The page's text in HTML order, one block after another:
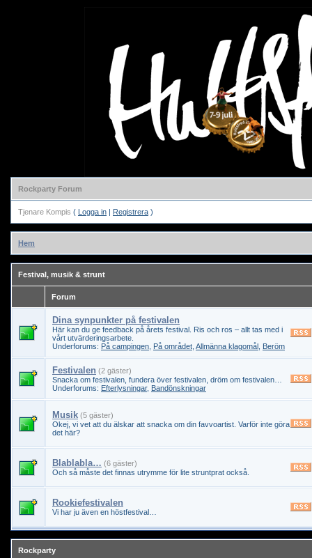
Rockparty Forum
Tjenare Kompis ( Logga in | Registrera )
Hem
Festival, musik & strunt
Forum
Dina synpunkter på festivalen
Här kan du ge feedback på årets festival. Ris och ros – allt tas med i
vårt utvärderingsarbete.
Underforums: På campingen På området Allmänna klagomål Beröm
Festivalen (2 gäster)
Snacka om festivalen, fundera över festivalen, dröm om festivalen…
Underforums: Efterlysningar, Bandönskningar
Musik (5 gäster)
Okej, vi vet att du älskar att snacka om din favvoartist. Varför inte göra
det här?
Blablabla… (6 gäster)
Och så måste det finnas utrymme för lite struntprat också.
Rookiefestivalen
Vi har ju även en höstfestival…
Rockparty